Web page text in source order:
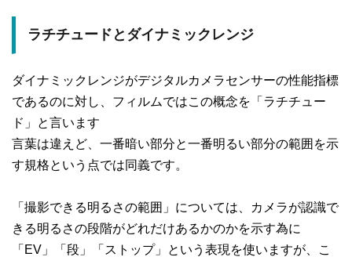
ラチチュードとダイナミックレンジ
ダイナミックレンジがデジタルカメラセンサーの性能指標
であるのに対し、フィルムではこの概念を「ラチチュー
ド」と言います
言葉は違えど、一番暗い部分と一番明るい部分の範囲を示
す規格という点では同義です。
「撮影できる明るさの範囲」については、カメラが認識で
きる明るさの段階がどれだけあるかのかを示す為に
「EV」「段」「ストップ」という表現を使いますが、こ